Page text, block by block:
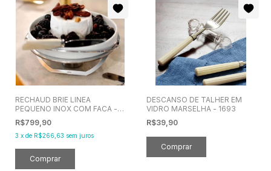
RECHAUD BRIE LINEA
PEQUENO INOX COM FACA -
RIVA
R$799,90
3 x de R$266,63 sem juros
DESCANSO DE TALHER EM
VIDRO MARSELHA - 1693
R$39,90